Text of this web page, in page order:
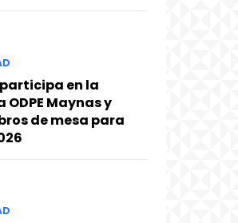
en la
Maynas y
de mesa para